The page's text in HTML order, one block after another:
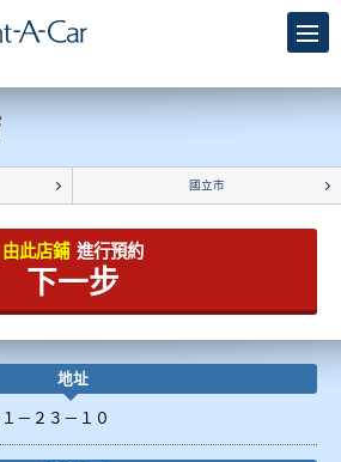
國立市
由此店鋪 進行預約
下一步
地址
－２３－１０